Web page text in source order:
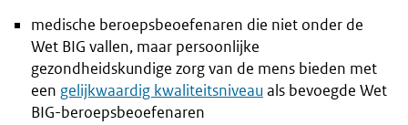
medische beroepsbeoefenaren die niet onder de
Wet BIG vallen, maar persoonlijke
gezondheidskundige zorg van de mens bieden met
een gelijkwaardig kwaliteitsniveau als bevoegde Wet
BIG-beroepsbeoefenaren